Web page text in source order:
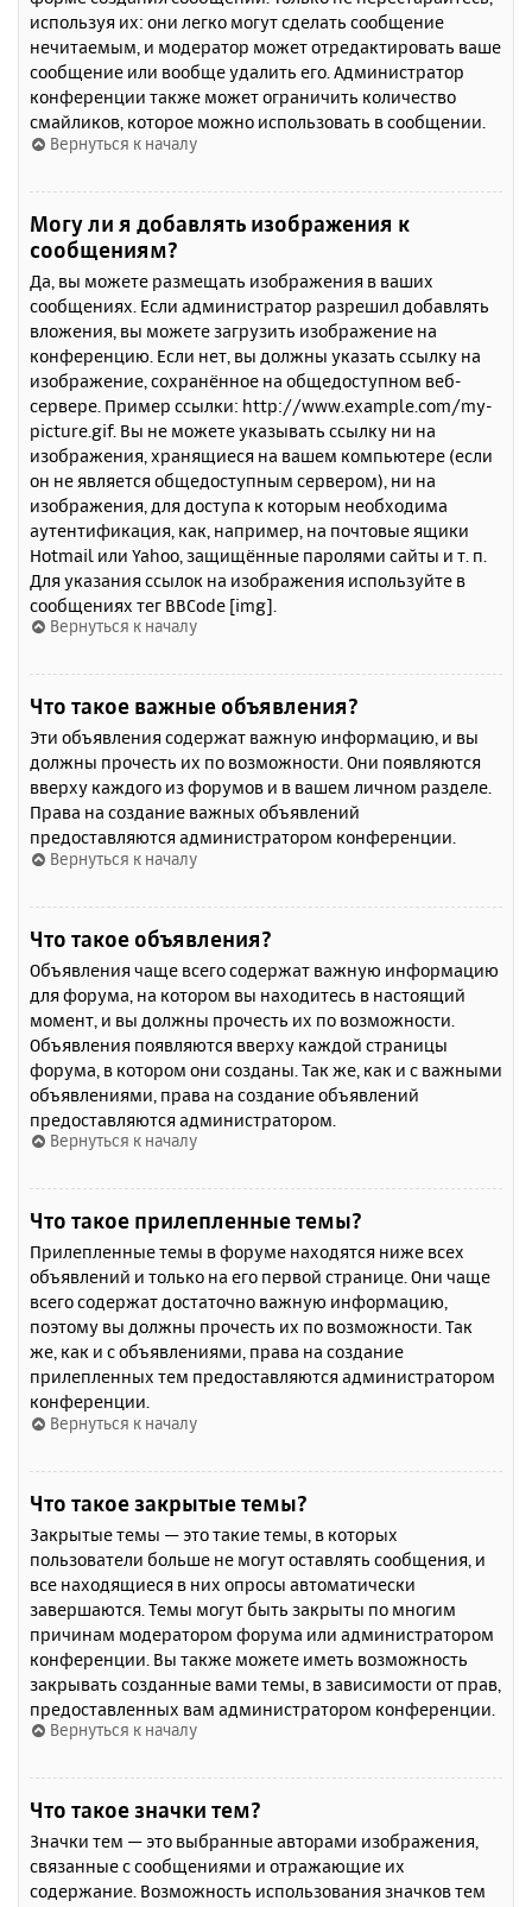
используя их: они легко могут сделать сообщение
нечитаемым, и модератор может отредактировать ваше
сообщение или вообще удалить его. Администратор
конференции также может ограничить количество
смайликов, которое можно использовать в сообщении.
Вернуться к началу
Могу ли я добавлять изображения к
сообщениям?
Да, вы можете размещать изображения в ваших
сообщениях. Если администратор разрешил добавлять
вложения, вы можете загрузить изображение на
конференцию. Если нет, вы должны указать ссылку на
изображение, сохранённое на общедоступном веб-
сервере. Пример ссылки: http://www.example.com/my-
picture.gif. Вы не можете указывать ссылку ни на
изображения, хранящиеся на вашем компьютере (если
он не является общедоступным сервером), ни на
изображения, для доступа к которым необходима
аутентификация, как, например, на почтовые ящики
Hotmail или Yahoo, защищённые паролями сайты и т. п.
Для указания ссылок на изображения используйте в
сообщениях тег BBCode [img].
Вернуться к началу
Что такое важные объявления?
Эти объявления содержат важную информацию, и вы
должны прочесть их по возможности. Они появляются
вверху каждого из форумов и в вашем личном разделе.
Права на создание важных объявлений
предоставляются администратором конференции.
Вернуться к началу
Что такое объявления?
Объявления чаще всего содержат важную информацию
для форума, на котором вы находитесь в настоящий
момент, и вы должны прочесть их по возможности.
Объявления появляются вверху каждой страницы
форума, в котором они созданы. Так же, как и с важными
объявлениями, права на создание объявлений
предоставляются администратором.
Вернуться к началу
Что такое прилепленные темы?
Прилепленные темы в форуме находятся ниже всех
объявлений и только на его первой странице. Они чаще
всего содержат достаточно важную информацию,
поэтому вы должны прочесть их по возможности. Так
же, как и с объявлениями, права на создание
прилепленных тем предоставляются администратором
конференции.
Вернуться к началу
Что такое закрытые темы?
Закрытые темы — это такие темы, в которых
пользователи больше не могут оставлять сообщения, и
все находящиеся в них опросы автоматически
завершаются. Темы могут быть закрыты по многим
причинам модератором форума или администратором
конференции. Вы также можете иметь возможность
закрывать созданные вами темы, в зависимости от прав,
предоставленных вам администратором конференции.
Вернуться к началу
Что такое значки тем?
Значки тем — это выбранные авторами изображения,
связанные с сообщениями и отражающие их
содержание. Возможность использования значков тем